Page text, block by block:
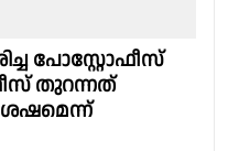
പോസ്റ്റോഫീസ്
തുറന്നത്